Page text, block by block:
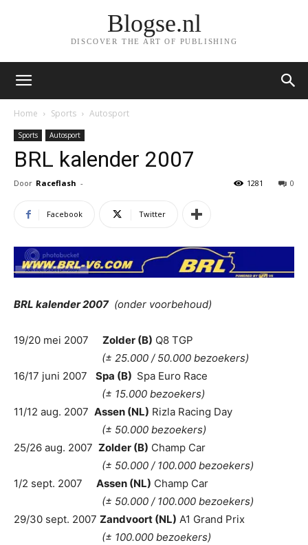
Blogse.nl
DISCOVER THE ART OF PUBLISHING
Home Sports Autosport
Sports Autosport
BRL kalender 2007
Door Raceflash - 0
1281
Facebook Twitter
BRL kalender 2007(onder voorbehoud)
19/20 mei 2007 Zolder (B) Q8 TGP
(± 25.000 / 50.000 bezoekers)
16/17 juni 2007 Spa (B) Spa Euro Race
(± 15.000 bezoekers)
11/12 aug. 2007 Assen (NL) Rizla Racing Day
(± 50.000 bezoekers)
25/26 aug. 2007 Zolder (B) Champ Car
(± 50.000 / 100.000 bezoekers)
1/2 sept. 2007 Assen (NL) Champ Car
(± 50.000 / 100.000 bezoekers)
29/30 sept. 2007 Zandvoort (NL) A1 Grand Prix
(± 100.000 bezoekers)